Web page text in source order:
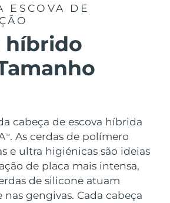
ESCOVA DE
híbrido
cabeça de escova híbrida
TM. As cerdas de polímero
e ultra higiénicas são ideias
de placa mais intensa,
de silicone atuam
gengivas. Cada cabeça